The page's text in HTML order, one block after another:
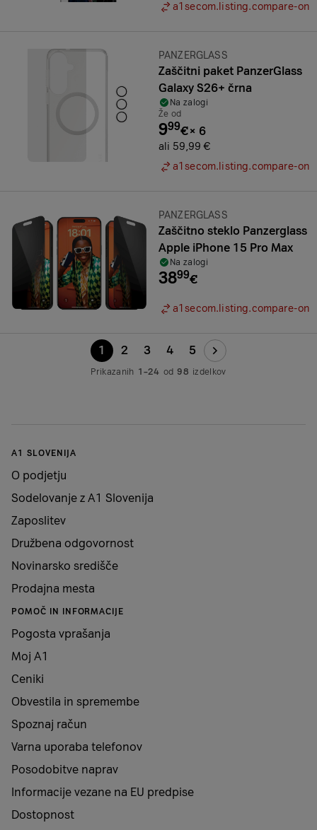
a1secom.listing.compare-on
Znamka:
PANZERGLASS
Zaščitni paket PanzerGlass
Galaxy S26+ črna
Na zalogi
Že od
999€× 6
ali 59,99 €
a1secom.listing.compare-on
Znamka:
PANZERGLASS
Zaščitno steklo Panzerglass
Apple iPhone 15 Pro Max
Na zalogi
3899€
a1secom.listing.compare-on
1 2 3 4 5
Prikazanih 1–24 od 98 izdelkov
A1 SLOVENIJA
O podjetju
Sodelovanje z A1 Slovenija
Zaposlitev
Družbena odgovornost
Novinarsko središče
Prodajna mesta
POMOČ IN INFORMACIJE
Pogosta vprašanja
Moj A1
Ceniki
Obvestila in spremembe
Spoznaj račun
Varna uporaba telefonov
Posodobitve naprav
Informacije vezane na EU predpise
Dostopnost